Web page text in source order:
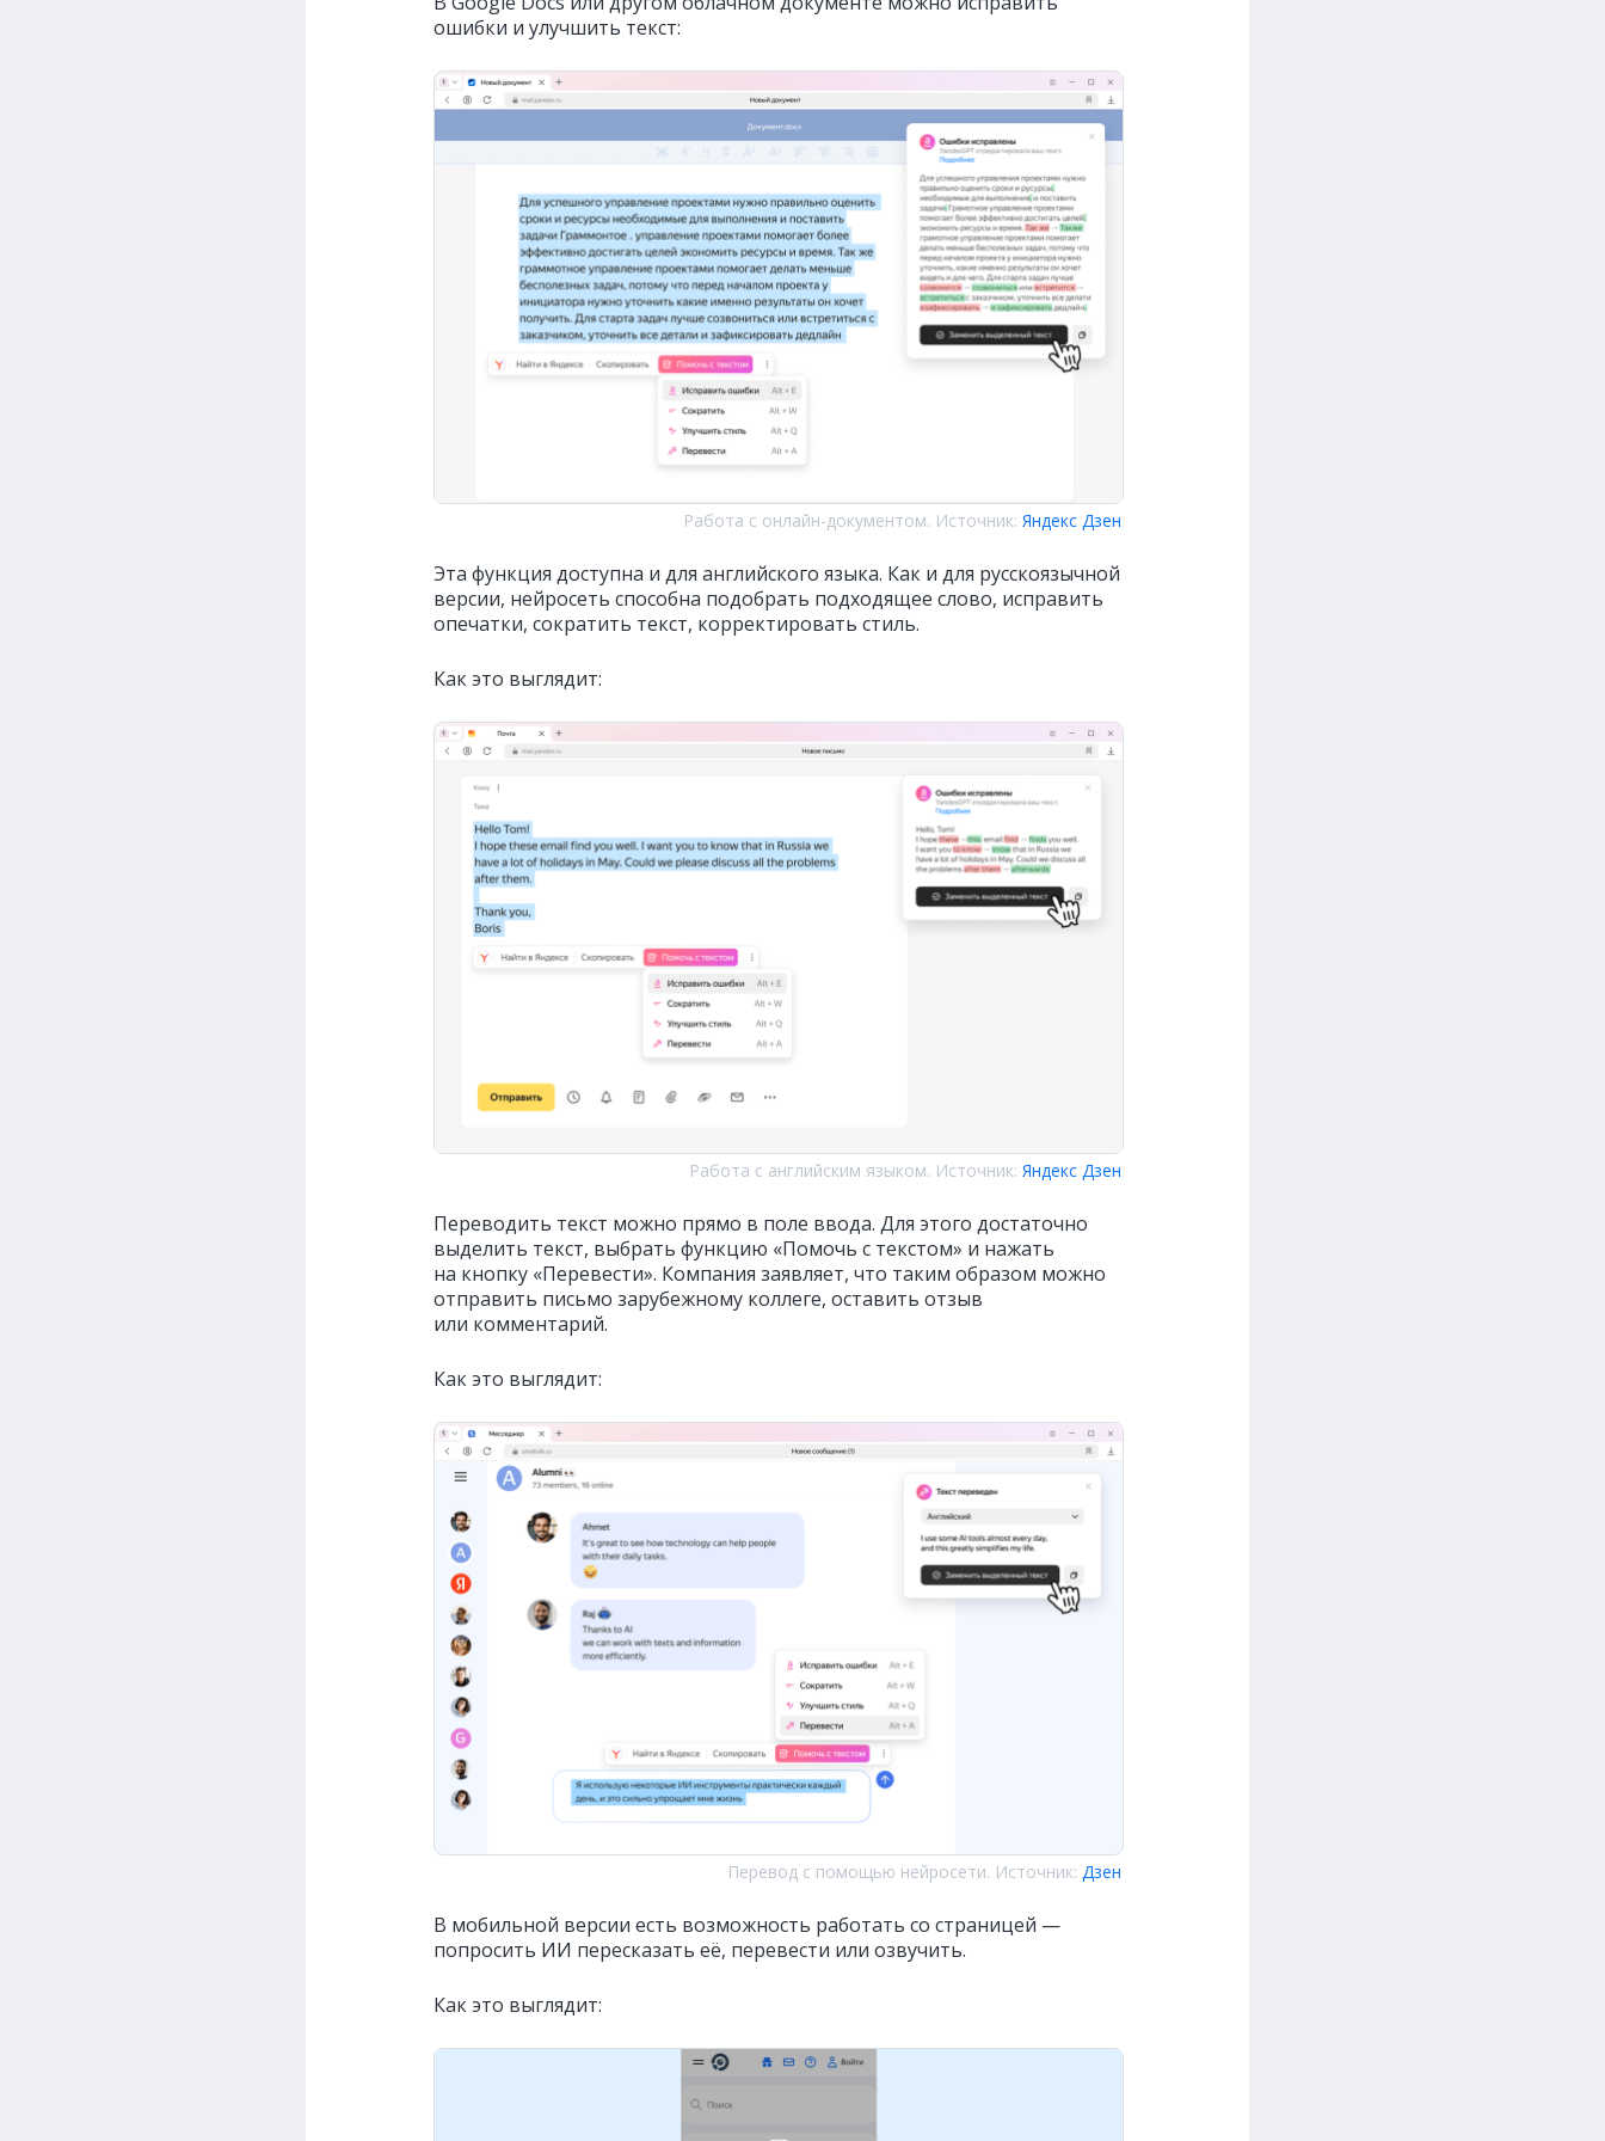
ошибки и улучшить текст:
Работа с онлайн‑документом. Источник: Яндекс Дзен
Эта функция доступна и для английского языка. Как и для русскоязычной
версии, нейросеть способна подобрать подходящее слово, исправить
опечатки, сократить текст, корректировать стиль.
Как это выглядит:
Работа с английским языком. Источник: Яндекс Дзен
Переводить текст можно прямо в поле ввода. Для этого достаточно
выделить текст, выбрать функцию «Помочь с текстом» и нажать
на кнопку «Перевести». Компания заявляет, что таким образом можно
отправить письмо зарубежному коллеге, оставить отзыв
или комментарий.
Как это выглядит:
Перевод с помощью нейросети. Источник: Дзен
В мобильной версии есть возможность работать со страницей —
попросить ИИ пересказать её, перевести или озвучить.
Как это выглядит: